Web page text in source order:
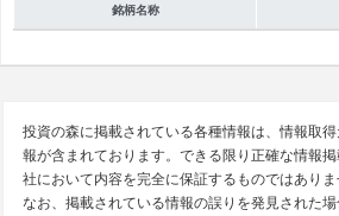
銘柄名称
投資の森に掲載されている各種情報は、情報取
報が含まれております。できる限り正確な情報
社において内容を完全に保証するものではありま
なお、掲載されている情報の誤りを発見された